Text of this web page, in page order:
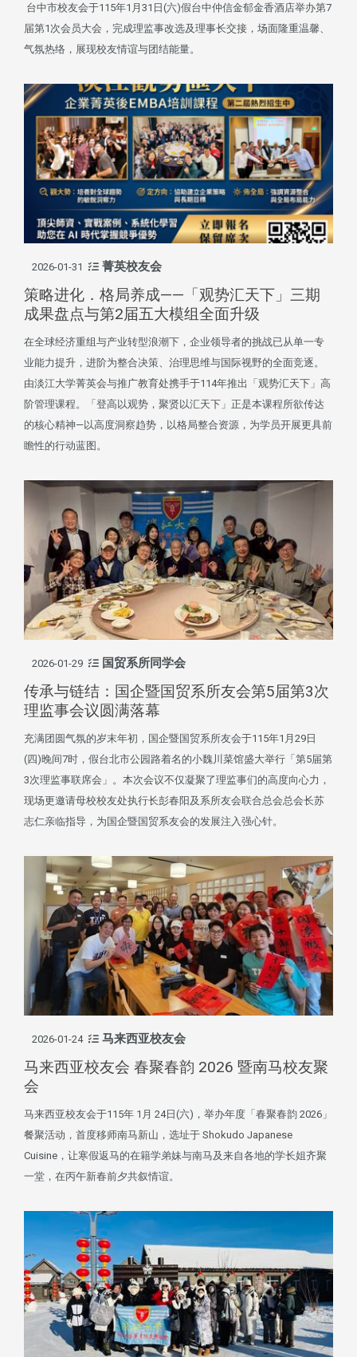
台中市校友会于115年1月31日(六)假台中仲信金郁金香酒店举办第7
届第1次会员大会，完成理监事改选及理事长交接，场面隆重温馨、
气氛热络，展现校友情谊与团结能量。
2026-01-31 菁英校友会
策略进化．格局养成——「观势汇天下」三期
成果盘点与第2届五大模组全面升级
在全球经济重组与产业转型浪潮下，企业领导者的挑战已从单一专
业能力提升，进阶为整合决策、治理思维与国际视野的全面竞逐。
由淡江大学菁英会与推广教育处携手于114年推出「观势汇天下」高
阶管理课程。「登高以观势，聚贤以汇天下」正是本课程所欲传达
的核心精神—以高度洞察趋势，以格局整合资源，为学员开展更具前
瞻性的行动蓝图。
2026-01-29 国贸系所同学会
传承与链结：国企暨国贸系所友会第5届第3次
理监事会议圆满落幕
充满团圆气氛的岁末年初，国企暨国贸系所友会于115年1月29日
(四)晚间7时，假台北市公园路着名的小魏川菜馆盛大举行「第5届第
3次理监事联席会」。本次会议不仅凝聚了理监事们的高度向心力，
现场更邀请母校校友处执行长彭春阳及系所友会联合总会总会长苏
志仁亲临指导，为国企暨国贸系友会的发展注入强心针。
2026-01-24 马来西亚校友会
马来西亚校友会 春聚春韵 2026 暨南马校友聚
会
马来西亚校友会于115年 1月 24日(六)，举办年度「春聚春韵 2026」
餐聚活动，首度移师南马新山，选址于 Shokudo Japanese
Cuisine，让寒假返马的在籍学弟妹与南马及来自各地的学长姐齐聚
一堂，在丙午新春前夕共叙情谊。